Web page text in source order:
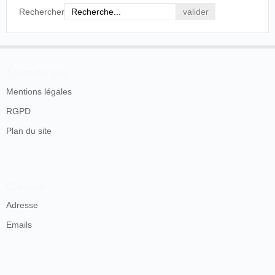
dire avec une vitesse de quinze photographies
par seconde. On a pu ainsi saisir les différentes
est actionné par des rouages de grande
s'enrouler sur un autre cylindre, recevant la
Rechercher
Mentions légales
RGPD
Plan du site
Adresse
Emails